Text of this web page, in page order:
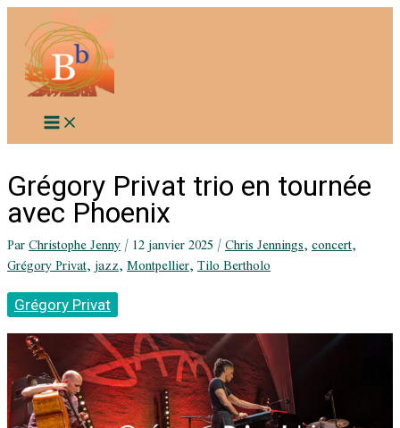
contenu
Grégory Privat trio en tournée
avec Phoenix
ParChristophe Jenny/12 janvier 2025/Chris Jennings,concert,
Grégory Privat,jazz,Montpellier,Tilo Bertholo
Grégory Privat